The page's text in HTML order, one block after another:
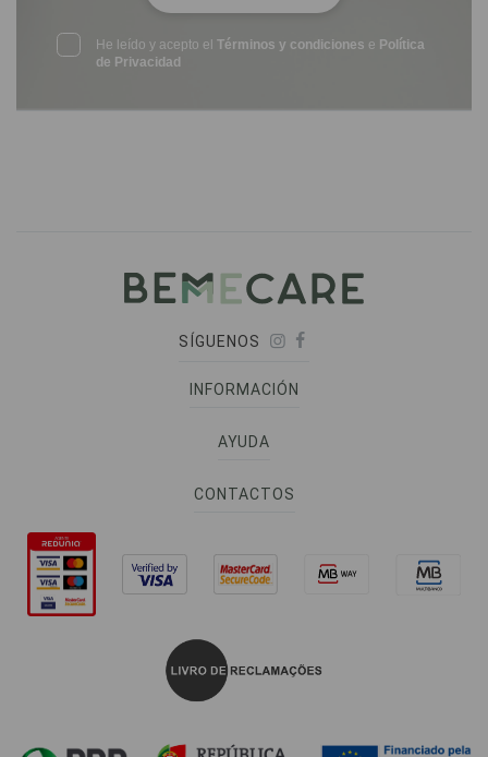
He leído y acepto elTérminos y condiciones e Política
de Privacidad
SÍGUENOS
INFORMACIÓN
AYUDA
CONTACTOS